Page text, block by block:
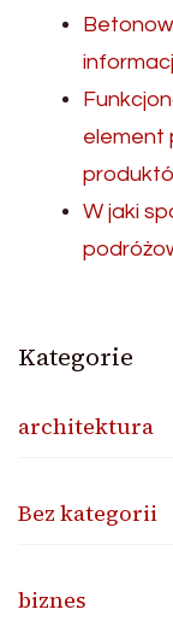
element
W jaki
Kategorie
architektura
Bez kategorii
biznes